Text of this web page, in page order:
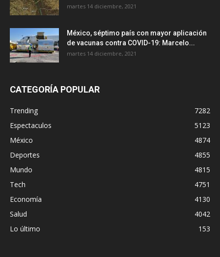
martes 14 diciembre, 2021
México, séptimo país con mayor aplicación
de vacunas contra COVID-19: Marcelo...
martes 14 diciembre, 2021
CATEGORÍA POPULAR
Trending
7282
Espectaculos
5123
México
4874
Deportes
4855
Mundo
4815
Tech
4751
Economía
4130
Salud
4042
Lo último
153